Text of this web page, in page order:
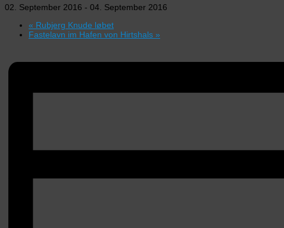
02. September 2016 - 04. September 2016
« Rubjerg Knude løbet
Fastelavn im Hafen von Hirtshals »